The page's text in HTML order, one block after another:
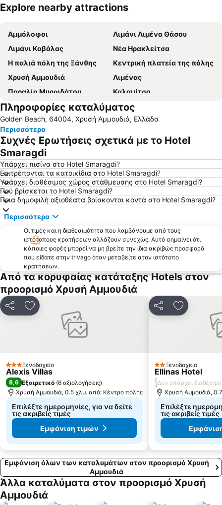
Ανάπτυξη χάρτη
Explore nearby attractions
Αμμόλοφοι
Λιμάνι Λιμένα Θάσου
Λιμάνι Καβάλας
Nέα Ηρακλείτσα
Η παλιά πόλη της Ξάνθης
Κεντρική πλατεία της πόλης
Χρυσή Αμμουδιά
Λιμένας
Παραλία Μυρωδάτου
Καλαμίτσα
Νέα Πέραμος
Δασύλλιο Πρίνου
Λιμάνι Όρμος Πρίνου
Κεραμωτή
Ηρακλείτσα Αλάνα
Λιμενάρια
'Αγιος Αντώνιος
H πλαζ Ραψάνη
Καρναβάλι Ξάνθης
Ατσπάς
Αρχαία Αγορά
Σκάλα Καλλιράχης
Μάγγανα
Περιγιάλι
Η Συνοικία της Παναγίας
Σαρακίνα
Αλυκή
Σκάλα Μαριών
Λίμνη Βιστωνίδα
Πλαζ Γλάστρες
Αμμόγλωσσα - Κεραμωτή
Aρωγή
Ψιλή Άμμος
Παραλία Πευκάρι
Εμπορικό Κέντρο Καβάλας
Tίμιος Σταυρός
'Αγιος Γιάννης
Παραδοσιακός Οικισμός Παναγιάς
Παραλία Ραχωνίου
Άβδηρα Πόρτο Μόλο
Πληροφορίες καταλύματος
Golden Beach, 64004, Χρυσή Αμμουδιά, Ελλάδα
Περισσότερα
Συχνές Ερωτήσεις σχετικά με το Hotel
Smaragdi
Υπάρχει πισίνα στο Hotel Smaragdi?
Επιτρέπονται τα κατοικίδια στο Hotel Smaragdi?
Υπάρχει διαθέσιμος χώρος στάθμευσης στο Hotel Smaragdi?
Πού βρίσκεται το Hotel Smaragdi?
Ποια δημοφιλή αξιοθέατα βρίσκονται κοντά στο Hotel Smaragdi?
Περισσότερα
Οι τιμές και η διαθεσιμότητα που λαμβάνουμε από τους
ιστότοπους κρατήσεων αλλάζουν συνεχώς. Αυτό σημαίνει ότι
κάποιες φορές μπορεί να μη βρείτε την ίδια ακριβώς προσφορά
που είδατε στην trivago όταν μεταβείτε στον ιστότοπο
κρατήσεων.
Από τα κορυφαίας κατάταξης Hotels στον
προορισμό Χρυσή Αμμουδιά
ΚοινοποίησηΠροσθήκη στα αγαπημένα
3 ΑστέριαΞενοδοχείο
Alexis Villas
8,6 Εξαιρετικό (6 αξιολογήσεις)
Χρυσή Αμμουδιά, 0.5 χλμ. από: Κέντρο πόλης
Επιλέξτε ημερομηνίες, για να δείτε
τις ακριβείς τιμές
Εμφάνιση τιμών
ΚοινοποίησηΠροσθήκη
2 Αστέρια
Ξενοδοχείο
Ellinas Hotel
/Δεν υπάρχει
Χρυσή Αμμουδιά,
Επιλέξτε
τις ακριβείς τιμές
Εμφάνιση όλων των καταλυμάτων στον προορισμό Χρυσή
Αμμουδιά
Άλλα καταλύματα στον προορισμό Χρυσή
Αμμουδιά